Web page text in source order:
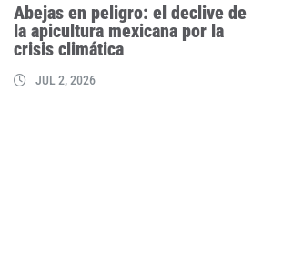
Abejas en peligro: el declive de
la apicultura mexicana por la
crisis climática
JUL 2, 2026